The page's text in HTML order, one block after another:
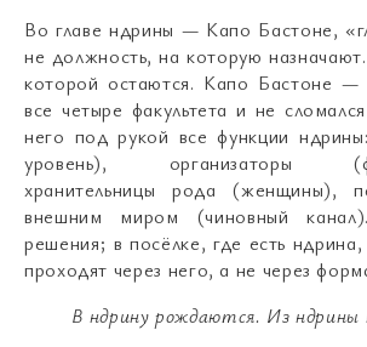
Во главе ндрины — Капо Бастоне,
не должность, на которую
которой остаются. Капо Бастоне —
все четыре факультета и не
него под рукой все функции
уровень), организаторы
хранительницы рода (женщины),
внешним миром (чиновный
решения; в посёлке, где есть
проходят через него, а не через
В ндрину рождаются. Из ндрины